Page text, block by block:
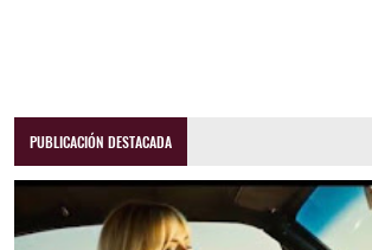
PUBLICACIÓN DESTACADA